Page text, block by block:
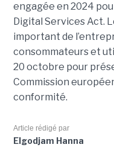
engagée en 2024
Digital Services Act.
important de
consommateurs et
20 octobre pour
Commission
conformité.
Article rédigé par
Elgodjam Hanna